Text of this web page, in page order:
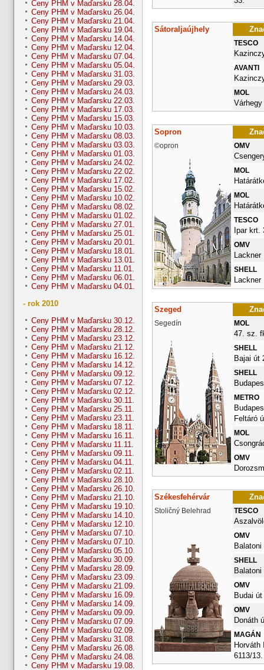
Ceny PHM v Maďarsku 28.04.
Ceny PHM v Maďarsku 26.04.
Ceny PHM v Maďarsku 21.04.
Ceny PHM v Maďarsku 19.04.
Ceny PHM v Maďarsku 14.04.
Ceny PHM v Maďarsku 12.04.
Ceny PHM v Maďarsku 07.04.
Ceny PHM v Maďarsku 05.04.
Ceny PHM v Maďarsku 31.03.
Ceny PHM v Maďarsku 29.03.
Ceny PHM v Maďarsku 24.03.
Ceny PHM v Maďarsku 22.03.
Ceny PHM v Maďarsku 17.03.
Ceny PHM v Maďarsku 15.03.
Ceny PHM v Maďarsku 10.03.
Ceny PHM v Maďarsku 08.03.
Ceny PHM v Maďarsku 03.03.
Ceny PHM v Maďarsku 01.03.
Ceny PHM v Maďarsku 24.02.
Ceny PHM v Maďarsku 22.02.
Ceny PHM v Maďarsku 17.02.
Ceny PHM v Maďarsku 15.02.
Ceny PHM v Maďarsku 10.02.
Ceny PHM v Maďarsku 08.02.
Ceny PHM v Maďarsku 01.02.
Ceny PHM v Maďarsku 27.01.
Ceny PHM v Maďarsku 25.01.
Ceny PHM v Maďarsku 20.01.
Ceny PHM v Maďarsku 18.01.
Ceny PHM v Maďarsku 13.01.
Ceny PHM v Maďarsku 11.01.
Ceny PHM v Maďarsku 06.01.
Ceny PHM v Maďarsku 04.01.
- rok 2010
Ceny PHM v Maďarsku 30.12.
Ceny PHM v Maďarsku 28.12.
Ceny PHM v Maďarsku 23.12.
Ceny PHM v Maďarsku 21.12.
Ceny PHM v Maďarsku 16.12.
Ceny PHM v Maďarsku 14.12.
Ceny PHM v Maďarsku 09.12.
Ceny PHM v Maďarsku 07.12.
Ceny PHM v Maďarsku 02.12.
Ceny PHM v Maďarsku 30.11.
Ceny PHM v Maďarsku 25.11.
Ceny PHM v Maďarsku 23.11.
Ceny PHM v Maďarsku 18.11.
Ceny PHM v Maďarsku 16.11.
Ceny PHM v Maďarsku 11.11.
Ceny PHM v Maďarsku 09.11.
Ceny PHM v Maďarsku 04.11.
Ceny PHM v Maďarsku 02.11.
Ceny PHM v Maďarsku 28.10.
Ceny PHM v Maďarsku 26.10.
Ceny PHM v Maďarsku 21.10.
Ceny PHM v Maďarsku 19.10.
Ceny PHM v Maďarsku 14.10.
Ceny PHM v Maďarsku 12.10.
Ceny PHM v Maďarsku 07.10.
Ceny PHM v Maďarsku 07.10.
Ceny PHM v Maďarsku 05.10.
Ceny PHM v Maďarsku 30.09.
Ceny PHM v Maďarsku 28.09.
Ceny PHM v Maďarsku 23.09.
Ceny PHM v Maďarsku 21.09.
Ceny PHM v Maďarsku 16.09.
Ceny PHM v Maďarsku 14.09.
Ceny PHM v Maďarsku 09.09.
Ceny PHM v Maďarsku 07.09.
Ceny PHM v Maďarsku 02.09.
Ceny PHM v Maďarsku 31.08.
Ceny PHM v Maďarsku 26.08.
Ceny PHM v Maďarsku 24.08.
Ceny PHM v Maďarsku 19.08.
Sátoraljaújhely
TESCO
AVANTI
MOL
Sopron
©opron OMV
MOL
MOL
TESCO
Ipar krt.
OMV
SHELL
Szeged
Segedín MOL
47. sz.
SHELL
Bajai út
SHELL
METRO
Feltáró
MOL
OMV
Székesfehérvár
Stoličný Belehrad TESCO
OMV
Balatoni
SHELL
Balatoni
OMV
Budai
OMV
Donáth
MAGÁN
Horváth
6113/13.